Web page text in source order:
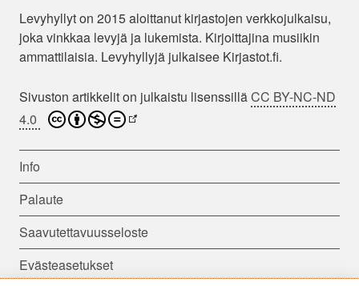
Levyhyllyt on 2015 aloittanut kirjastojen verkkojulkaisu,
joka vinkkaa levyjä ja lukemista. Kirjoittajina musiikin
ammattilaisia. Levyhyllyjä julkaisee Kirjastot.fi.
Sivuston artikkelit on julkaistu lisenssilläCC BY-NC-ND
4.0
Info
Palaute
Saavutettavuusseloste
Evästeasetukset